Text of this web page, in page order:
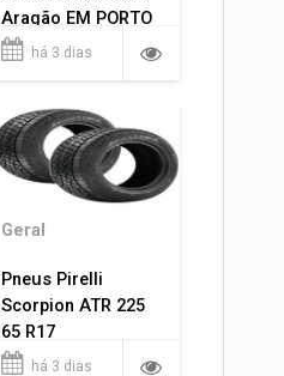
Aragão EM PORTO
VELHO RO.
há 3 dias
Geral
Pneus Pirelli
Scorpion ATR 225
65 R17
há 3 dias